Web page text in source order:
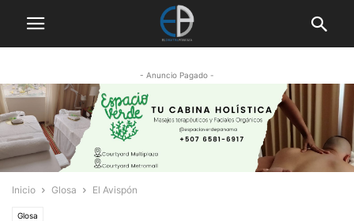
- Anuncio Pagado -
Inicio Glosa El Avispón
Glosa